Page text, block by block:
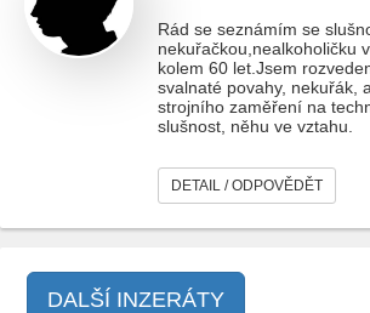
Rád se seznámím se
nekuřačkou,nealkoholičku
kolem 60 let.Jsem
svalnaté povahy, nekuřák,
strojního zaměření na
slušnost, něhu ve vztahu.
DETAIL / ODPOVĚDĚT
DALŠÍ INZERÁTY